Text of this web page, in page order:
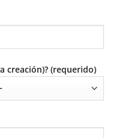
creación)? (requerido)